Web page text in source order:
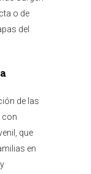
o de
del
de las
con
que
en